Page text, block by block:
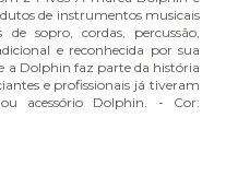
de instrumentos musicais
sopro, cordas, percussão,
e reconhecida por sua
a Dolphin faz parte da história
e profissionais já tiveram
acessório Dolphin. - Cor: